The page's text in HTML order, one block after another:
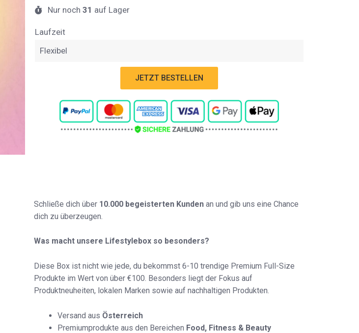
Nur noch31 auf Lager
Laufzeit
Flexibel
JETZT BESTELLEN
JETZT BESTELLEN
Schließe dich über 10.000 begeisterten Kunden an und gib uns eine Chance
dich zu überzeugen.
Was macht unsere Lifestylebox so besonders?
Diese Box ist nicht wie jede, du bekommst 6-10 trendige Premium Full-Size
Produkte im Wert von über €100. Besonders liegt der Fokus auf
Produktneuheiten, lokalen Marken sowie auf nachhaltigen Produkten.
Versand aus Österreich
Premiumprodukte aus den Bereichen Food, Fitness & Beauty